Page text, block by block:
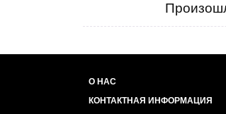
О НАС
КОНТАКТНАЯ ИНФОРМАЦИЯ